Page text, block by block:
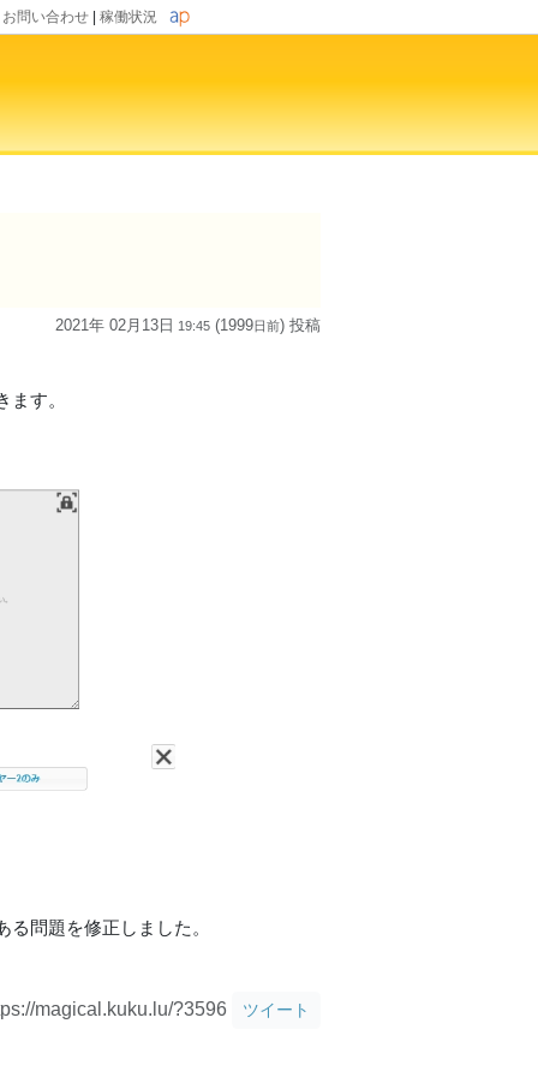
お問い合わせ 稼働状況
2021年 02月13日 19:45 (1999日前) 投稿
す。
問題を修正しました。
magical.kuku.lu/?3596 ツイート